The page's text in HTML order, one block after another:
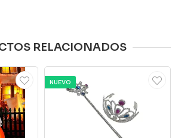
RELACIONADOS
NUEVO